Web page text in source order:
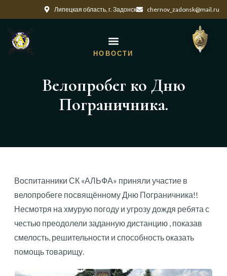
Липецкая область, г. Задонск chernov_zadonsk@mail.ru
НОВОСТИ
Велопробег ко Дню
Пограничника.
Воспитанники СК «АЛЬФА» приняли участие в
велопробеге посвящённому Дню Пограничника!!
Несмотря на хмурую погоду и угрозу дождя ребята с
честью преодолели заданную дистанцию , показав
смелость, решительности и способность оказать
помощь товарищу.